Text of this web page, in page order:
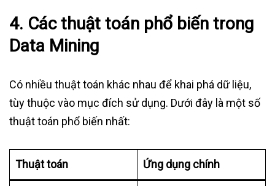
4. Các thuật toán phổ biến trong
Data Mining
Có nhiều thuật toán khác nhau để khai phá dữ liệu,
tùy thuộc vào mục đích sử dụng. Dưới đây là một số
thuật toán phổ biến nhất:
Thuật toán Ứng dụng chính